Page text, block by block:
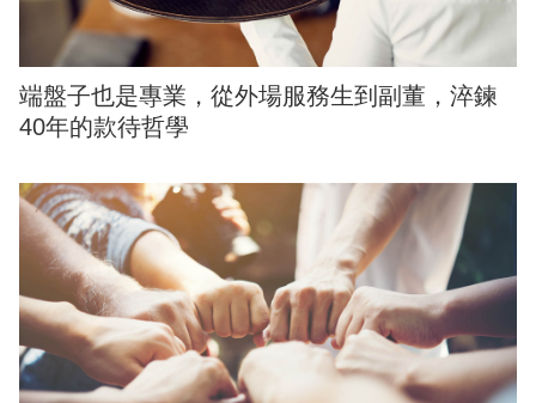
端盤子也是專業，從外場服務生到副董，淬鍊
40年的款待哲學